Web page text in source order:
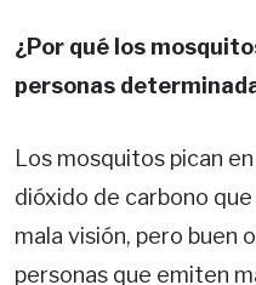
¿Por qué los
personas
Los mosquitos pican
dióxido de carbono
mala visión, pero buen
personas que emiten